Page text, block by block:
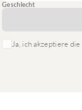
Geschlecht
Ja, ich akzeptiere die